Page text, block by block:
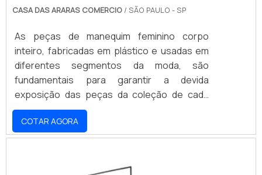
CASA DAS ARARAS COMERCIO / SÃO PAULO - SP
As peças de manequim feminino corpo
inteiro, fabricadas em plástico e usadas em
diferentes segmentos da moda, são
fundamentais para garantir a devida
exposição das peças da coleção de cada
estabelecimento comercial. Contudo, é
importante que os lojistas contem com
parcerias confiáveis e vantajosas para
critério a se investigar é se a empresa
COTAR AGORA